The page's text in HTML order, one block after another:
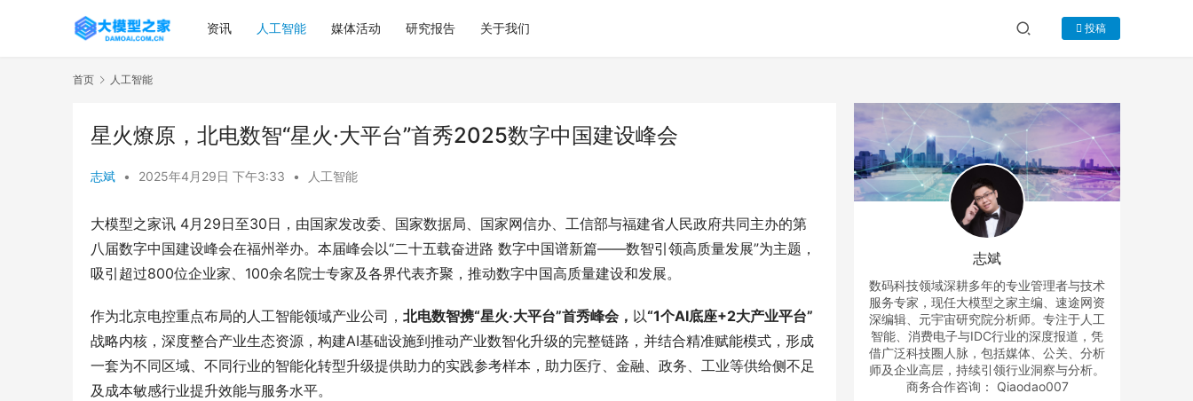
资讯 人工智能 媒体活动 研究报告 关于我们 投稿
首页 人工智能
星火燎原，北电数智“星火·大平台”首秀2025数字中国建设峰会
志斌 • 2025年4月29日 下午3:33 • 人工智能
大模型之家讯 4月29日至30日，由国家发改委、国家数据局、国家网信办、工信部与福建省人民政府共同主办的第
八届数字中国建设峰会在福州举办。本届峰会以“二十五载奋进路 数字中国谱新篇——数智引领高质量发展”为主题，
吸引超过800位企业家、100余名院士专家及各界代表齐聚，推动数字中国高质量建设和发展。
作为北京电控重点布局的人工智能领域产业公司， 北电数智携“星火·大平台”首秀峰会， 以“1个AI底座+2大产业平台”
战略内核，深度整合产业生态资源，构建AI基础设施到推动产业数智化升级的完整链路，并结合精准赋能模式，形成
一套为不同区域、不同行业的智能化转型升级提供助力的实践参考样本，助力医疗、金融、政务、工业等供给侧不足
及成本敏感行业提升效能与服务水平。
志斌
数码科技领域深耕多年的专业管理者与技术
服务专家，现任大模型之家主编、速途网资
深编辑、元宇宙研究院分析师。专注于人工
智能、消费电子与IDC行业的深度报道，凭
借广泛科技圈人脉，包括媒体、公关、分析
师及企业高层，持续引领行业洞察与分析。
商务合作咨询： Qiaodao007